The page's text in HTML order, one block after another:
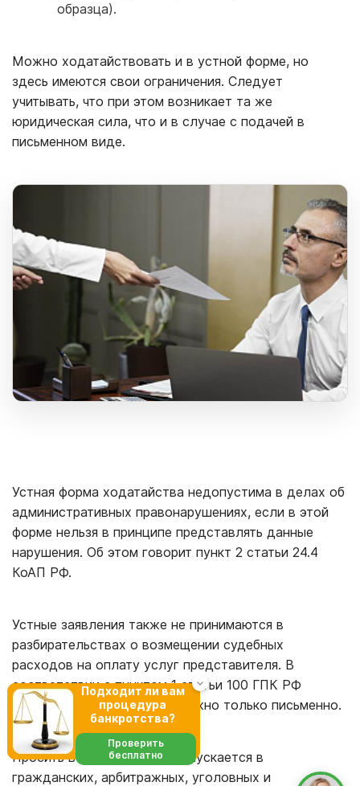
образца).
Можно ходатайствовать и в устной форме, но
здесь имеются свои ограничения. Следует
учитывать, что при этом возникает та же
юридическая сила, что и в случае с подачей в
письменном виде.
Устная форма ходатайства недопустима в делах об
административных правонарушениях, если в этой
форме нельзя в принципе представлять данные
нарушения. Об этом говорит пункт 2 статьи 24.4
КоАП РФ.
Устные заявления также не принимаются в
разбирательствах о возмещении судебных
расходов на оплату услуг представителя. В
соответствии с пунктом 1 статьи 100 ГПК РФ
ходатайствовать об этом нужно только письменно.
Просить в устной форме допускается в
гражданских, арбитражных, уголовных и
Подходит ли вам
процедура
банкротства?
Проверить
бесплатно